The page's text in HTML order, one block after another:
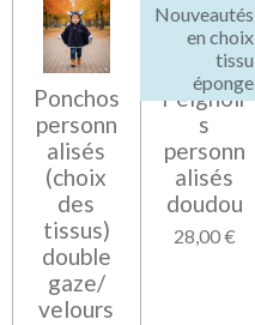
Ponchos
personn
alisés
(choix
des
tissus)
double
gaze/
velours
Nouveautés
en choix
tissu
éponge
Peignoir
s
personn
alisés
doudou
28,00 €